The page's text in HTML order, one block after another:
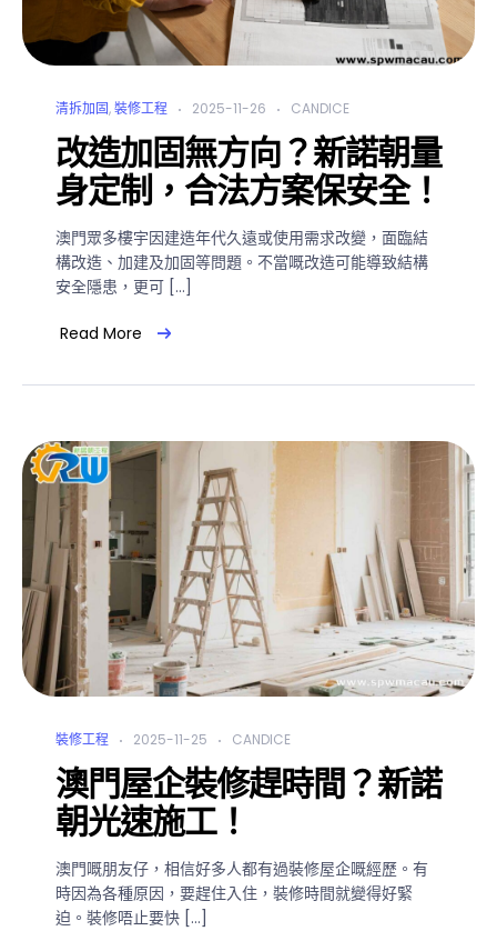
清拆加固,裝修工程 2025-11-26 CANDICE
改造加固無方向？新諾朝量
身定制，合法方案保安全！
澳門眾多樓宇因建造年代久遠或使用需求改變，面臨結
構改造、加建及加固等問題。不當嘅改造可能導致結構
安全隱患，更可 […]
Read More
裝修工程 2025-11-25 CANDICE
澳門屋企裝修趕時間？新諾
朝光速施工！
澳門嘅朋友仔，相信好多人都有過裝修屋企嘅經歷。有
時因為各種原因，要趕住入住，裝修時間就變得好緊
迫。裝修唔止要快 […]